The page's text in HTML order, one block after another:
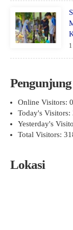
Online Visitors: 0
Today's Visitors:
Yesterday's
Total Visitors:
Lokasi